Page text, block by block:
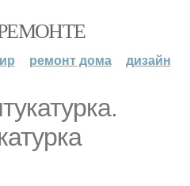
ремонт дома дизайн